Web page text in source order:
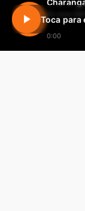
En vivo 24h
0:00
Toca para